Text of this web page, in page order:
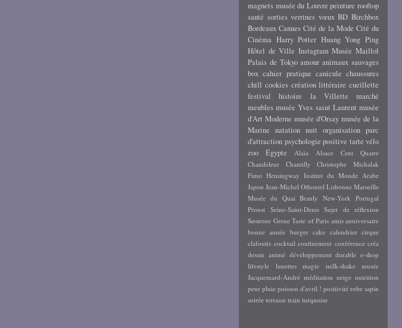
magnets musée du Louvre peinture rooftop
santé sorties verrines vœux BD Birchbox
Bordeaux Cannes Cité de la Mode Cité du
Cinéma Harry Potter Huang Yong Ping
Hôtel de Ville Instagram Musée Maillol
Palais de Tokyo amour animaux sauvages
box cahier pratique canicule chaussures
chill cookies création littéraire cueillette
festival
histoire la Villette
marché
meubles musée Yves saint Laurent musée
d'Art Moderne musée d'Orsay musée de la
Marine natation nuit organisation parc
d'attraction psychologie positive tarte vélo
zoo
Égypte Alaïa Alsace
Cent Quatre
Chandeleur
Chantilly
Christophe Michalak
Fimo Hemingway Institut du Monde Arabe
Japon Jean-Michel Othoniel Lisbonne Marseille
Musée du Quai Branly
New-York
Portugal
Proust Seine-Saint-Denis Sujet de réflexion
Søstrene Grene Taste of Paris amis anniversaire
bonne année burger cake calendrier cirque
clafoutis cocktail confinement conférence créa
dessin animé développement durable e-shop
lifestyle
lunettes magie milk-shake
musée
Jacquemard-André méditation neige nutrition
peur pluie poisson d'avril ! positivité robe sapin
soirée terrasse train turquoise